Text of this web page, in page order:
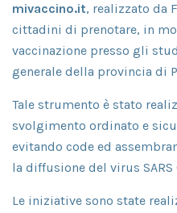
mivaccino.it, realizzato da
cittadini di prenotare, in
vaccinazione presso gli
generale della provincia di
Tale strumento è stato
svolgimento ordinato e
evitando code ed
la diffusione del virus SARS
Le iniziative sono state